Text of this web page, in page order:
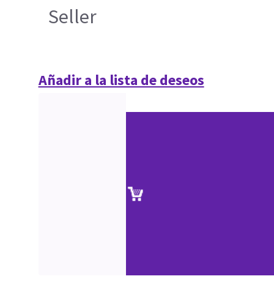
Seller
Añadir a la lista de deseos